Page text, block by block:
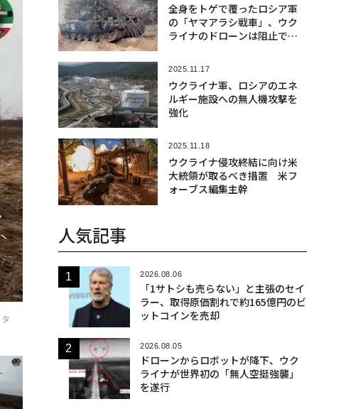
全身をトゲで覆ったロシア軍
の「ヤマアラシ戦車」、ウク
ライナのドローンは阻止でき
2025.11.17
ウクライナ軍、ロシアのエネ
ルギー施設への無人機攻撃を
強化
2025.11.18
ウクライナ侵攻終結に向け米
大統領が取るべき措置 米フ
ォーブス編集主幹
人気記事
2026.08.06
「1サトシも売らない」と主張のセイ
ラー、取得原価割れで約165億円のビ
ットコインを売却
2026.08.05
ドローンからロボットが降下、ウク
ライナが世界初の「無人空挺強襲」
を遂行